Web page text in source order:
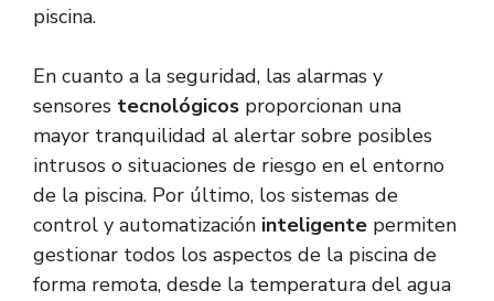
piscina.
En cuanto a la seguridad, las alarmas y
sensores tecnológicos proporcionan una
mayor tranquilidad al alertar sobre posibles
intrusos o situaciones de riesgo en el entorno
de la piscina. Por último, los sistemas de
control y automatización inteligente permiten
gestionar todos los aspectos de la piscina de
forma remota, desde la temperatura del agua